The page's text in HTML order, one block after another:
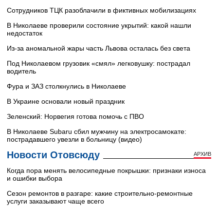
Сотрудников ТЦК разоблачили в фиктивных мобилизациях
В Николаеве проверили состояние укрытий: какой нашли
недостаток
Из-за аномальной жары часть Львова осталась без света
Под Николаевом грузовик «смял» легковушку: пострадал
водитель
Фура и ЗАЗ столкнулись в Николаеве
В Украине основали новый праздник
Зеленский: Норвегия готова помочь с ПВО
В Николаеве Subaru сбил мужчину на электросамокате:
пострадавшего увезли в больницу (видео)
Новости Отовсюду АРХИВ
Когда пора менять велосипедные покрышки: признаки износа
и ошибки выбора
Сезон ремонтов в разгаре: какие строительно-ремонтные
услуги заказывают чаще всего